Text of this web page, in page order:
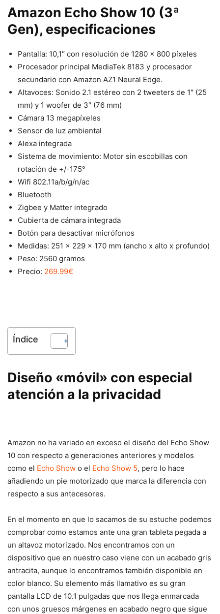
Amazon Echo Show 10 (3ª
Gen), especificaciones
Pantalla: 10,1″ con resolución de 1280 x 800 píxeles
Procesador principal MediaTek 8183 y procesador
secundario con Amazon AZ1 Neural Edge.
Altavoces: Sonido 2.1 estéreo con 2 tweeters de 1″ (25
mm) y 1 woofer de 3″ (76 mm)
Cámara 13 megapíxeles
Sensor de luz ambiental
Alexa integrada
Sistema de movimiento: Motor sin escobillas con
rotación de +/-175°
Wifi 802.11a/b/g/n/ac
Bluetooth
Zigbee y Matter integrado
Cubierta de cámara integrada
Botón para desactivar micrófonos
Medidas: 251 x 229 x 170 mm (ancho x alto x profundo)
Peso: 2560 gramos
Precio: 269.99€
Índice
Diseño «móvil» con especial
atención a la privacidad
Amazon no ha variado en exceso el diseño del Echo Show
10 con respecto a generaciones anteriores y modelos
como el Echo Show o el Echo Show 5, pero lo hace
añadiendo un pie motorizado que marca la diferencia con
respecto a sus antecesores.
En el momento en que lo sacamos de su estuche podemos
comprobar como estamos ante una gran tableta pegada a
un altavoz motorizado. Nos encontramos con un
dispositivo que en nuestro caso viene con un acabado gris
antracita, aunque lo encontramos también disponible en
color blanco. Su elemento más llamativo es su gran
pantalla LCD de 10.1 pulgadas que nos llega enmarcada
con unos gruesos márgenes en acabado negro que sigue